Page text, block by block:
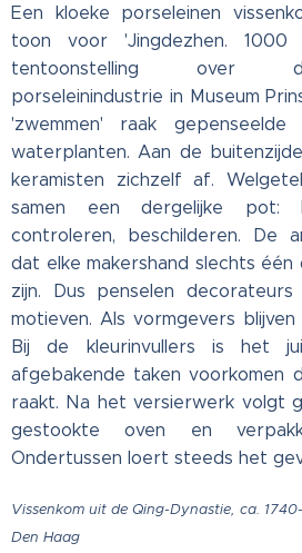
Een kloeke porseleinen
toon voor 'Jingdezhen. 1000
tentoonstelling over
porseleinindustrie in Museum
'zwemmen' raak gepenseelde
waterplanten. Aan de
keramisten zichzelf af.
samen een dergelijke pot:
controleren, beschilderen. De
dat elke makershand slechts één
zijn. Dus penselen
motieven. Als vormgevers
Bij de kleurinvullers is het
afgebakende taken voorkomen
raakt. Na het versierwerk volgt
gestookte oven en
Ondertussen loert steeds het
Vissenkom uit de Qing-Dynastie, ca.
Den Haag